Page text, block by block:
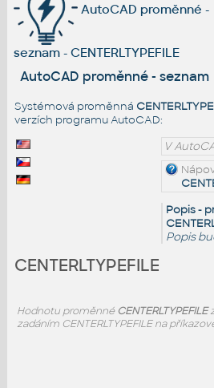
AutoCAD proměnné -
seznam - CENTERLTYPEFILE
AutoCAD proměnné - seznam
Systémová proměnná
verzích programu AutoCAD:
V
Popis -
Popis
CENTERLTYPEFILE
Hodnotu proměnné CENTERLTYPEFILE
zadáním CENTERLTYPEFILE na